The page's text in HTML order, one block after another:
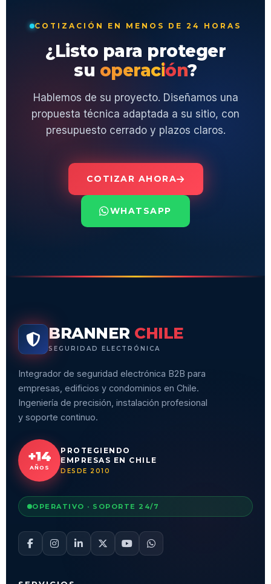
COTIZACIÓN EN MENOS DE 24 HORAS
¿Listo para proteger
su operación?
Hablemos de su proyecto. Diseñamos una
propuesta técnica adaptada a su sitio, con
presupuesto cerrado y plazos claros.
COTIZAR AHORA
WHATSAPP
BRANNER CHILE
SEGURIDAD ELECTRÓNICA
Integrador de seguridad electrónica B2B para
empresas, edificios y condominios en Chile.
Ingeniería de precisión, instalación profesional
y soporte continuo.
+14
AÑOS
PROTEGIENDO
EMPRESAS EN CHILE
DESDE 2010
OPERATIVO · SOPORTE 24/7